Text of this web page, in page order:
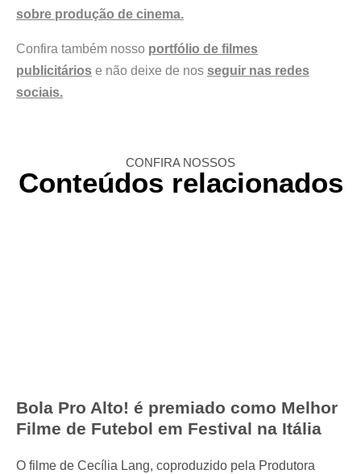
sobre produção de cinema.
Confira também nosso portfólio de filmes
publicitários e não deixe de nos seguir nas redes
sociais.
CONFIRA NOSSOS
Conteúdos relacionados
Bola Pro Alto! é premiado como Melhor
Filme de Futebol em Festival na Itália
O filme de Cecília Lang, coproduzido pela Produtora